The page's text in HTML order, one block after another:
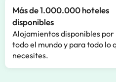
Más de 1.000.000 hoteles
disponibles
Alojamientos disponibles por
todo el mundo y para todo lo
necesites.